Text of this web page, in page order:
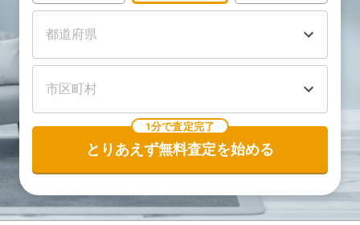
1分で査定完了
とりあえず無料査定を始める